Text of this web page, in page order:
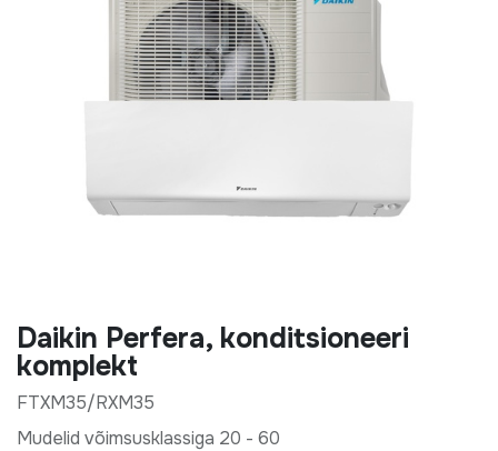
Daikin Perfera, konditsioneeri
komplekt
FTXM35/RXM35
Mudelid võimsusklassiga 20 - 60